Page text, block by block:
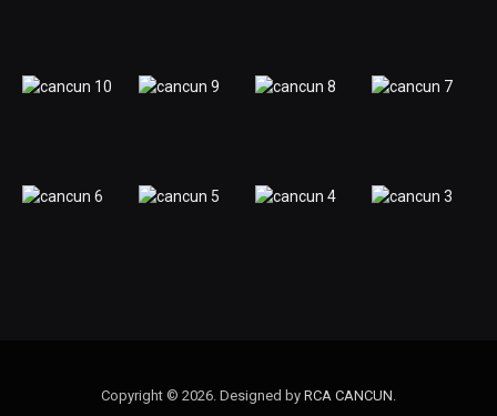
Copyright © 2026. Designed by RCA CANCUN.